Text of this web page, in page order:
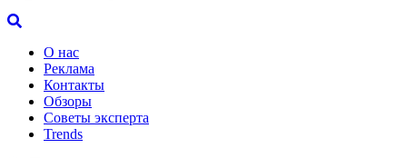
О нас
Реклама
Контакты
Обзоры
Советы эксперта
Trends